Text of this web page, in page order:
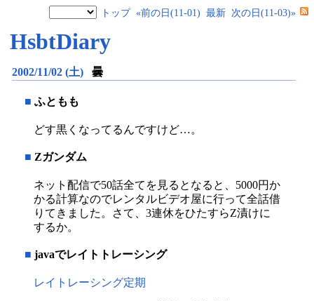
トップ «前の日(11-01) 最新 次の日(11-03)»
HsbtDiary
2002/11/02 (土) 曇
■ ふともも
どす黒くなってるんですけど…。
■ Zガンダム
ネット配信で50話全てを見るとなると、5000円か
かる計算なのでレンタルビデオ屋に行って全話借
りてきました。さて、3連休をひたすらZ漬けに
するか。
■ javaでレイトトレーシング
レイトレーシング定期